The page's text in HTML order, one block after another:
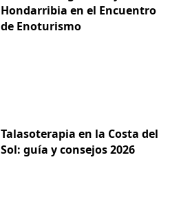
Hondarribia en el Encuentro
de Enoturismo
Talasoterapia en la Costa del
Sol: guía y consejos 2026